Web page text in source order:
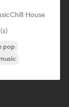
Chill House
pop